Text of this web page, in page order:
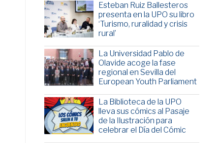
Esteban Ruiz Ballesteros
presenta en la UPO su libro
‘Turismo, ruralidad y crisis
rural’
La Universidad Pablo de
Olavide acoge la fase
regional en Sevilla del
European Youth Parliament
La Biblioteca de la UPO
lleva sus cómics al Pasaje
de la Ilustración para
celebrar el Día del Cómic